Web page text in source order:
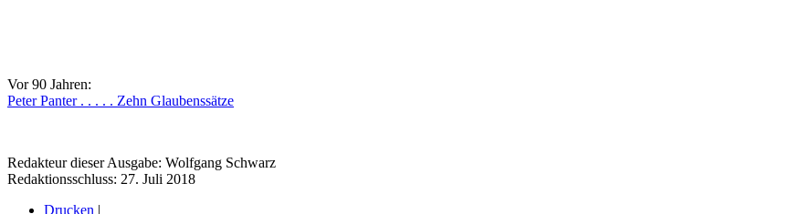
Vor 90 Jahren:
Peter Panter . . . . . Zehn Glaubenssätze
Redakteur dieser Ausgabe: Wolfgang Schwarz
Redaktionsschluss: 27. Juli 2018
Drucken |